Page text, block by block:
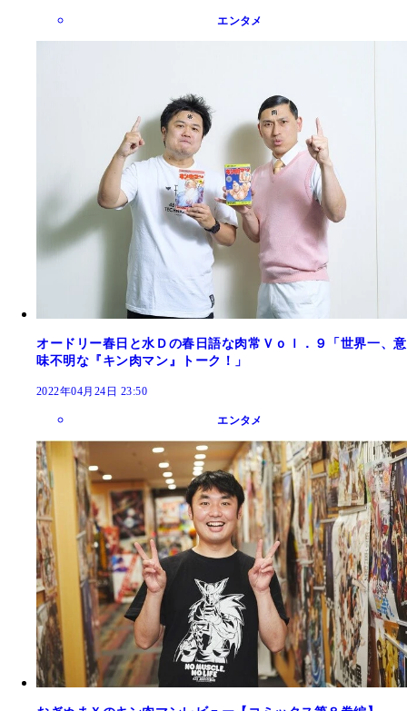
エンタメ
オードリー春日と水Ｄの春日語な肉常Ｖｏｌ．９「世界一、意
味不明な『キン肉マン』トーク！」
2022年04月24日 23:50
エンタメ